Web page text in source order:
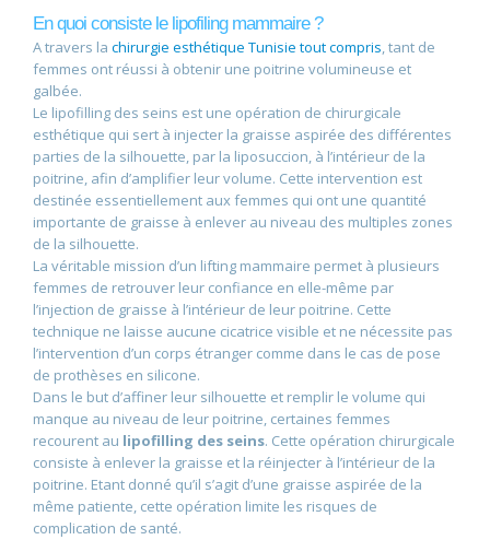
En quoi consiste le lipofiling mammaire ?
A travers la chirurgie esthétique Tunisie tout compris, tant de
femmes ont réussi à obtenir une poitrine volumineuse et
galbée.
Le lipofilling des seins est une opération de chirurgicale
esthétique qui sert à injecter la graisse aspirée des différentes
parties de la silhouette, par la liposuccion, à l’intérieur de la
poitrine, afin d’amplifier leur volume. Cette intervention est
destinée essentiellement aux femmes qui ont une quantité
importante de graisse à enlever au niveau des multiples zones
de la silhouette.
La véritable mission d’un lifting mammaire permet à plusieurs
femmes de retrouver leur confiance en elle-même par
l’injection de graisse à l’intérieur de leur poitrine. Cette
technique ne laisse aucune cicatrice visible et ne nécessite pas
l’intervention d’un corps étranger comme dans le cas de pose
de prothèses en silicone.
Dans le but d’affiner leur silhouette et remplir le volume qui
manque au niveau de leur poitrine, certaines femmes
recourent au lipofilling des seins. Cette opération chirurgicale
consiste à enlever la graisse et la réinjecter à l’intérieur de la
poitrine. Etant donné qu’il s’agit d’une graisse aspirée de la
même patiente, cette opération limite les risques de
complication de santé.